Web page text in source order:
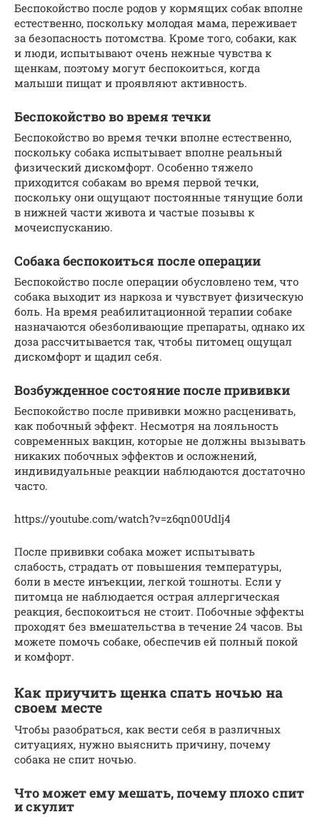
Беспокойство после родов у кормящих собак вполне
естественно, поскольку молодая мама, переживает
за безопасность потомства. Кроме того, собаки, как
и люди, испытывают очень нежные чувства к
щенкам, поэтому могут беспокоиться, когда
малыши пищат и проявляют активность.
Беспокойство во время течки
Беспокойство во время течки вполне естественно,
поскольку собака испытывает вполне реальный
физический дискомфорт. Особенно тяжело
приходится собакам во время первой течки,
поскольку они ощущают постоянные тянущие боли
в нижней части живота и частые позывы к
мочеиспусканию.
Собака беспокоиться после операции
Беспокойство после операции обусловлено тем, что
собака выходит из наркоза и чувствует физическую
боль. На время реабилитационной терапии собаке
назначаются обезболивающие препараты, однако их
доза рассчитывается так, чтобы питомец ощущал
дискомфорт и щадил себя.
Возбужденное состояние после прививки
Беспокойство после прививки можно расценивать,
как побочный эффект. Несмотря на лояльность
современных вакцин, которые не должны вызывать
никаких побочных эффектов и осложнений,
индивидуальные реакции наблюдаются достаточно
часто.
https://youtube.com/watch?v=z6qn00UdIj4
После прививки собака может испытывать
слабость, страдать от повышения температуры,
боли в месте инъекции, легкой тошноты. Если у
питомца не наблюдается острая аллергическая
реакция, беспокоиться не стоит. Побочные эффекты
проходят без вмешательства в течение 24 часов. Вы
можете помочь собаке, обеспечив ей полный покой
и комфорт.
Как приучить щенка спать ночью на
своем месте
Чтобы разобраться, как вести себя в различных
ситуациях, нужно выяснить причину, почему
собака не спит ночью.
Что может ему мешать, почему плохо спит
и скулит